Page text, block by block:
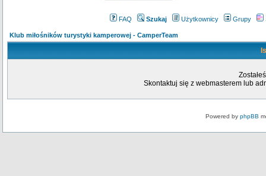
FAQ Szukaj Użytkownicy Grupy
Klub miłośników turystyki kamperowej - CamperTeam
Skontaktuj się z webmasterem lub
Powered by phpBB